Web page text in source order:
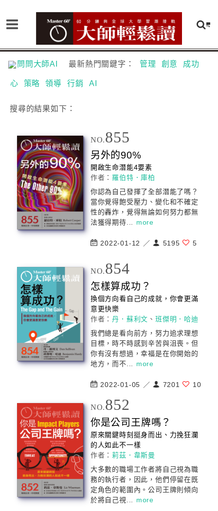
問問大師AI 最新熱門關鍵字： 管理 創意 成功
心 策略 領導 行銷 AI
搜尋的結果如下：
NO.855
另外的90%
開啟生命潛能4要素
作者： 羅伯特．庫柏
你認為自己發揮了全部潛能了嗎？
當你覺得飽受壓力、變化和不確定
性的轟炸，覺得無論如何努力都無
法獲得期待... more
2022-01-12 ／ 5195 5
NO.854
怎樣算成功？
換個方向看自己的成就，你會更滿
意更快樂
作者：丹．蘇利文 、班傑明．哈迪
我們總是看向前方，努力追求理想
目標，時不時感到辛苦與沮喪。但
你有沒有想過，幸福是在你開始的
地方，而不... more
2022-01-05 ／ 7201 10
NO.852
你是公司王牌嗎？
原來關鍵時刻挺身而出、力挽狂瀾
的人如此不一樣
作者：莉茲．韋斯曼
大多數的職場工作者將自己視為職
務的執行者，因此，他們停留在既
定角色的範圍內。公司王牌則傾向
於將自己視... more